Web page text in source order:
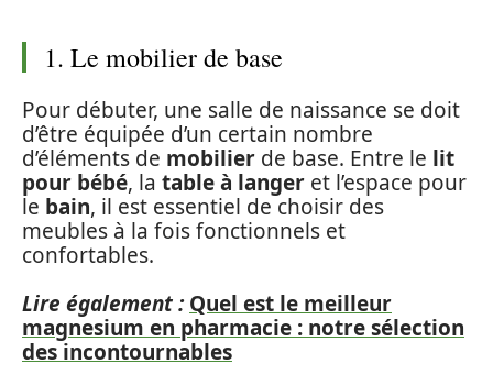
1. Le mobilier de base
Pour débuter, une salle de naissance se doit
d’être équipée d’un certain nombre
d’éléments de mobilier de base. Entre le lit
pour bébé, la table à langer et l’espace pour
le bain, il est essentiel de choisir des
meubles à la fois fonctionnels et
confortables.
Lire également : Quel est le meilleur
magnesium en pharmacie : notre sélection
des incontournables